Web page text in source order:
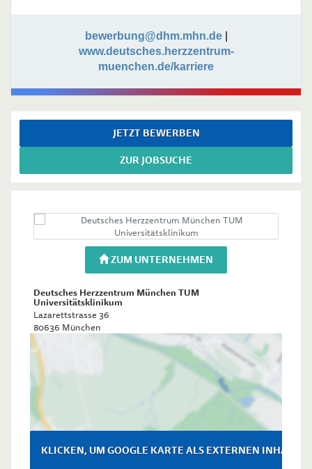
bewerbung@dhm.mhn.de|
www.deutsches.herzzentrum-
muenchen.de/karriere
JETZT BEWERBEN
ZUR JOBSUCHE
ZUM UNTERNEHMEN
Deutsches Herzzentrum München TUM
Universitätsklinikum
Lazarettstrasse 36
80636 München
KLICKEN, UM GOOGLE KARTE ALS EXTERNEN INHALT